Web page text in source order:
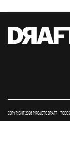
COPYRIGHT 2026 PROJETO DRAFT –